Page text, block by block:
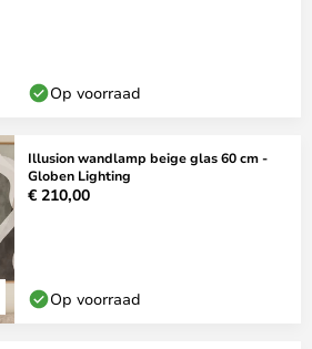
Op voorraad
Illusion wandlamp beige glas 60 cm -
Globen Lighting
€ 210,00
Op voorraad